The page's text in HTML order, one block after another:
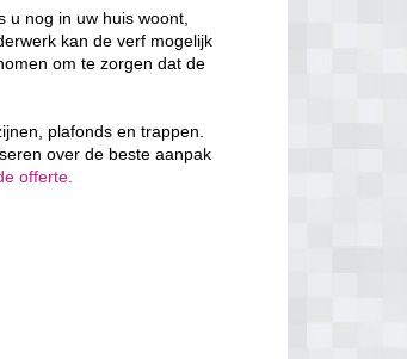
u nog in uw huis woont,
kan de verf mogelijk
om te zorgen dat de
plafonds en trappen.
over de beste aanpak
offerte.